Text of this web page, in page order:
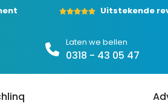
Uitstekende
Laten we bellen
0318 - 43 05 47